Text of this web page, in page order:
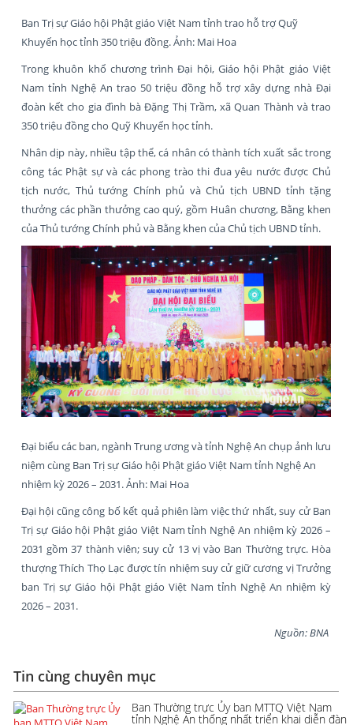
Ban Trị sự Giáo hội Phật giáo Việt Nam tỉnh trao hỗ trợ Quỹ
Khuyến học tỉnh 350 triệu đồng. Ảnh: Mai Hoa
Trong khuôn khổ chương trình Đại hội, Giáo hội Phật giáo Việt
Nam tỉnh Nghệ An trao 50 triệu đồng hỗ trợ xây dựng nhà Đại
đoàn kết cho gia đình bà Đặng Thị Trầm, xã Quan Thành và trao
350 triệu đồng cho Quỹ Khuyến học tỉnh.
Nhân dịp này, nhiều tập thể, cá nhân có thành tích xuất sắc trong
công tác Phật sự và các phong trào thi đua yêu nước được Chủ
tịch nước, Thủ tướng Chính phủ và Chủ tịch UBND tỉnh tặng
thưởng các phần thưởng cao quý, gồm Huân chương, Bằng khen
của Thủ tướng Chính phủ và Bằng khen của Chủ tịch UBND tỉnh.
Đại biểu các ban, ngành Trung ương và tỉnh Nghệ An chụp ảnh lưu
niệm cùng Ban Trị sự Giáo hội Phật giáo Việt Nam tỉnh Nghệ An
nhiệm kỳ 2026 – 2031. Ảnh: Mai Hoa
Đại hội cũng công bố kết quả phiên làm việc thứ nhất, suy cử Ban
Trị sự Giáo hội Phật giáo Việt Nam tỉnh Nghệ An nhiệm kỳ 2026 –
2031 gồm 37 thành viên; suy cử 13 vị vào Ban Thường trực. Hòa
thượng Thích Thọ Lạc được tín nhiệm suy cử giữ cương vị Trưởng
ban Trị sự Giáo hội Phật giáo Việt Nam tỉnh Nghệ An nhiệm kỳ
2026 – 2031.
Nguồn: BNA
Tin cùng chuyên mục
Ban Thường trực Ủy ban MTTQ Việt Nam
tỉnh Nghệ An thống nhất triển khai diễn đàn